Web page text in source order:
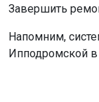
Завершить
Напомним,
Ипподромской